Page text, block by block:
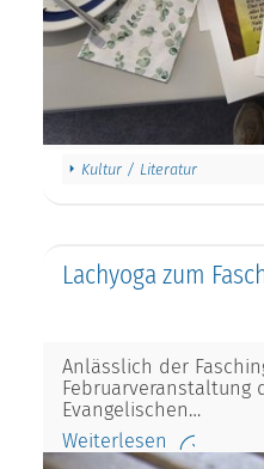
Kultur / Literatur
Lachyoga zum
Anlässlich der
Februarveranstaltung
Evangelischen…
Weiterlesen